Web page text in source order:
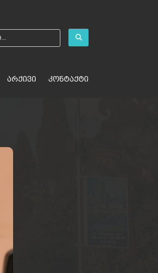
არქივი კონტაქტი